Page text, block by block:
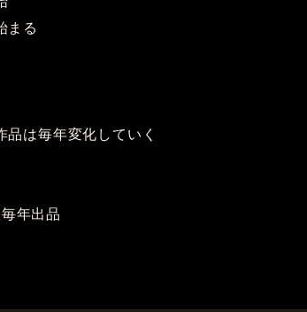
まる
は毎年変化していく
年出品